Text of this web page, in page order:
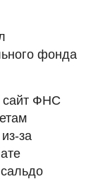
фонда
сайт ФНС
за